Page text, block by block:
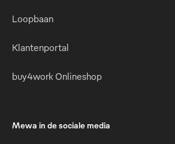
Loopbaan
Klantenportal
buy4work Onlineshop
Mewa in de sociale media